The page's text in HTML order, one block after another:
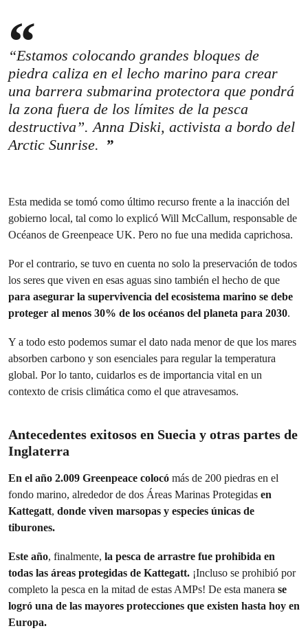
“Estamos colocando grandes bloques de
piedra caliza en el lecho marino para crear
una barrera submarina protectora que pondrá
la zona fuera de los límites de la pesca
destructiva”. Anna Diski, activista a bordo del
Arctic Sunrise.
Esta medida se tomó como último recurso frente a la inacción del
gobierno local, tal como lo explicó Will McCallum, responsable de
Océanos de Greenpeace UK. Pero no fue una medida caprichosa.
Por el contrario, se tuvo en cuenta no solo la preservación de todos
los seres que viven en esas aguas sino también el hecho de que
para asegurar la supervivencia del ecosistema marino se debe
proteger al menos 30% de los océanos del planeta para 2030.
Y a todo esto podemos sumar el dato nada menor de que los mares
absorben carbono y son esenciales para regular la temperatura
global. Por lo tanto, cuidarlos es de importancia vital en un
contexto de crisis climática como el que atravesamos.
Antecedentes exitosos en Suecia y otras partes de
Inglaterra
En el año 2.009 Greenpeace colocó más de 200 piedras en el
fondo marino, alrededor de dos Áreas Marinas Protegidas en
Kattegatt, donde viven marsopas y especies únicas de
tiburones.
Este año, finalmente, la pesca de arrastre fue prohibida en
todas las áreas protegidas de Kattegatt. ¡Incluso se prohibió por
completo la pesca en la mitad de estas AMPs! De esta manera se
logró una de las mayores protecciones que existen hasta hoy en
Europa.